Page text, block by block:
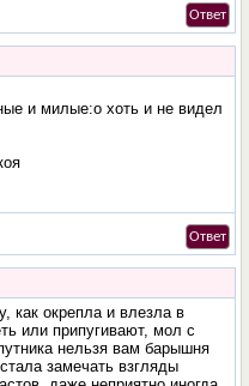
Ответ
и милые:o хоть и не видел
Ответ
как окрепла и влезла в
или припугивают, мол с
нельзя вам барышня
замечать взгляды